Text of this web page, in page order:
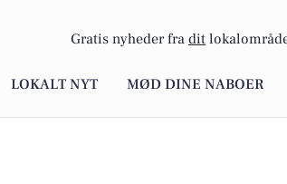
Gratis nyheder fra dit
LOKALT NYT MØD DINE NABOER